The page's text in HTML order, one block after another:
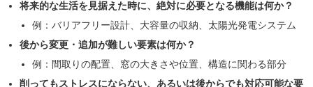
将来的な生活を見据えた時に、絶対に必要となる機能は何か？
例：バリアフリー設計、大容量の収納、太陽光発電システム
後から変更・追加が難しい要素は何か？
例：間取りの配置、窓の大きさや位置、構造に関わる部分
削ってもストレスにならない、あるいは後からでも対応可能な要